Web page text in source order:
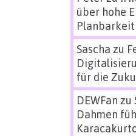
über hohe
Planbarkeit
Sascha zu
für die
DEWFan zu
Dahmen